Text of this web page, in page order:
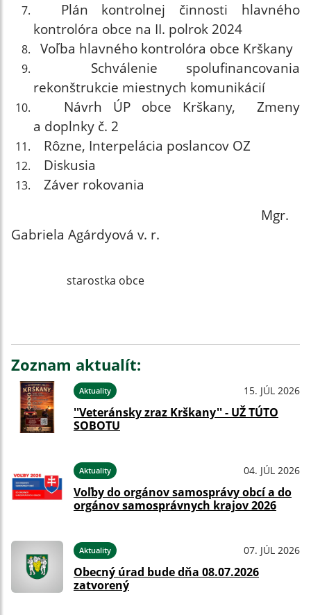
Plán kontrolnej činnosti hlavného
kontrolóra obce na II. polrok 2024
Voľba hlavného kontrolóra obce Krškany
Schválenie spolufinancovania
rekonštrukcie miestnych komunikácií
Návrh ÚP obce Krškany, Zmeny
a doplnky č. 2
Rôzne, Interpelácia poslancov OZ
Diskusia
Záver rokovania
Mgr.
Gabriela Agárdyová v. r.
starostka obce
Zoznam aktualít:
Aktuality 15. JÚL 2026
''Veteránsky zraz Krškany'' - UŽ TÚTO
SOBOTU
Aktuality 04. JÚL 2026
Voľby do orgánov samosprávy obcí a do
orgánov samosprávnych krajov 2026
Aktuality 07. JÚL 2026
Obecný úrad bude dňa 08.07.2026
zatvorený